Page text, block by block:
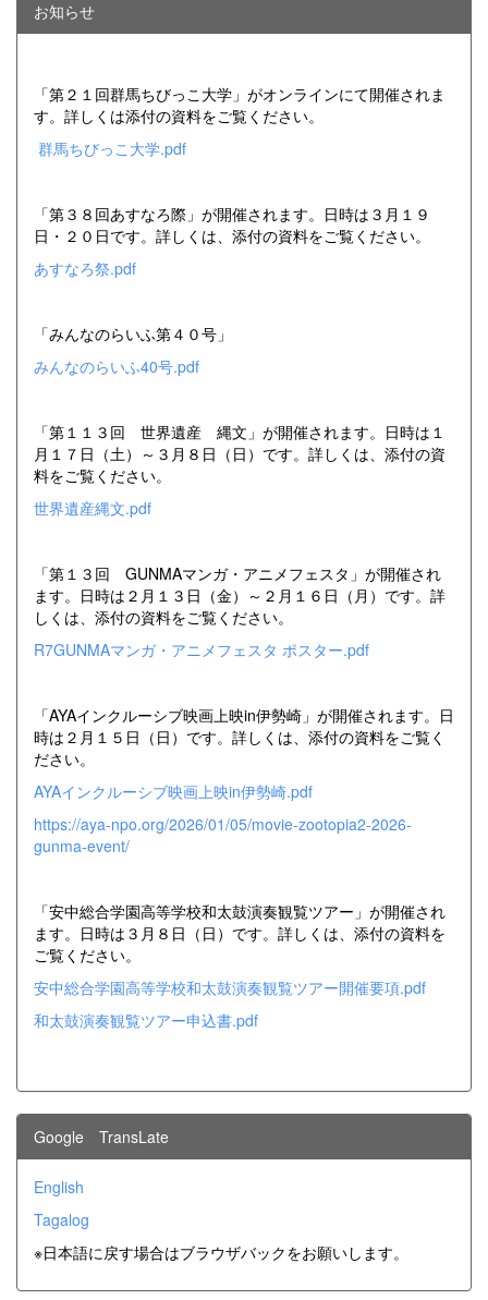
お知らせ
「第２１回群馬ちびっこ大学」がオンラインにて開催されま
す。詳しくは添付の資料をご覧ください。
群馬ちびっこ大学.pdf
「第３８回あすなろ際」が開催されます。日時は３月１９
日・２０日です。詳しくは、添付の資料をご覧ください。
あすなろ祭.pdf
「みんなのらいふ第４０号」
みんなのらいふ40号.pdf
「第１１３回 世界遺産 縄文」が開催されます。日時は１
月１７日（土）～３月８日（日）です。詳しくは、添付の資
料をご覧ください。
世界遺産縄文.pdf
「第１３回 GUNMAマンガ・アニメフェスタ」が開催され
ます。日時は２月１３日（金）～２月１６日（月）です。詳
しくは、添付の資料をご覧ください。
R7GUNMAマンガ・アニメフェスタ ポスター.pdf
「AYAインクルーシブ映画上映in伊勢崎」が開催されます。日
時は２月１５日（日）です。詳しくは、添付の資料をご覧く
ださい。
AYAインクルーシブ映画上映in伊勢崎.pdf
https://aya-npo.org/2026/01/05/movie-zootopia2-2026-
gunma-event/
「安中総合学園高等学校和太鼓演奏観覧ツアー」が開催され
ます。日時は３月８日（日）です。詳しくは、添付の資料を
ご覧ください。
安中総合学園高等学校和太鼓演奏観覧ツアー開催要項.pdf
和太鼓演奏観覧ツアー申込書.pdf
Google TransLate
English
Tagalog
※日本語に戻す場合はブラウザバックをお願いします。